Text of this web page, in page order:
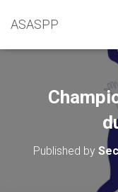
ASASPP
Published by